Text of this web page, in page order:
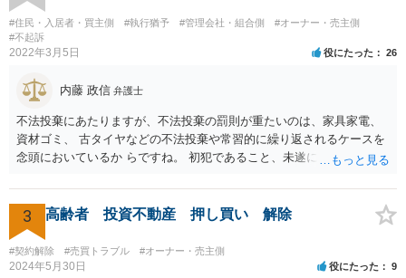
#住民・入居者・買主側 #執行猶予 #管理会社・組合側
#オーナー・売主側
#不起訴
2022年3月5日 役にたった 26
内藤 政信 弁護士
不法投棄にあたりますが、不法投棄の罰則が重たいのは、家具家電、
資材ゴミ、 古タイヤなどの不法投棄や常習的に繰り返されるケースを
念頭においているか らですね。 初犯であること、未遂に終わっている
ことはないでしょう。 様子見でいいでしょう。
3 高齢者 投資不動産 押し買い 解除
#契約解除 #売買トラブル #オーナー・売主側
2024年5月30日 役にたった 9